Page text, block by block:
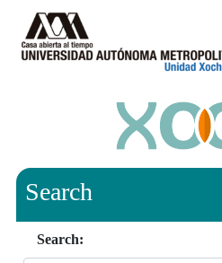
Search
Search: